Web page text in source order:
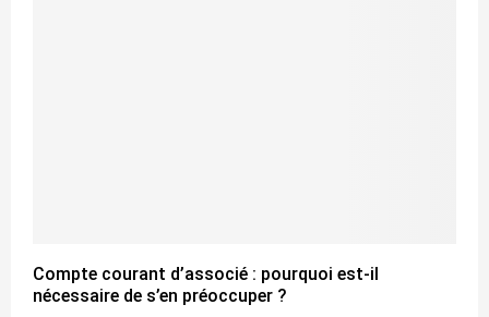
Compte courant d’associé : pourquoi est-il
nécessaire de s’en préoccuper ?